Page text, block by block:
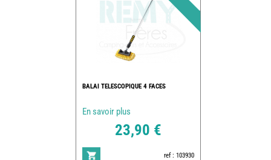
BALAI TELESCOPIQUE 4 FACES
En savoir plus
23,90 €
ref : 103930